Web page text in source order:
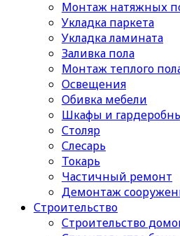
Монтаж натяжных
Укладка паркета
Укладка ламината
Заливка пола
Монтаж теплого
Освещения
Обивка мебели
Шкафы и
Столяр
Слесарь
Токарь
Частичный ремонт
Демонтаж
Строительство
Строительство